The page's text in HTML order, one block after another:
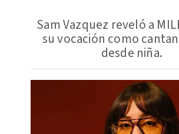
Sam Vazquez reveló a
su vocación como
desde niña.